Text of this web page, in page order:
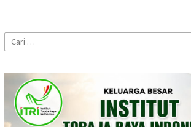
Cari
untuk: